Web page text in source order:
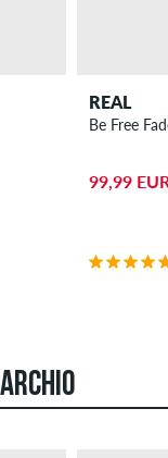
REAL
Be Free
99,99